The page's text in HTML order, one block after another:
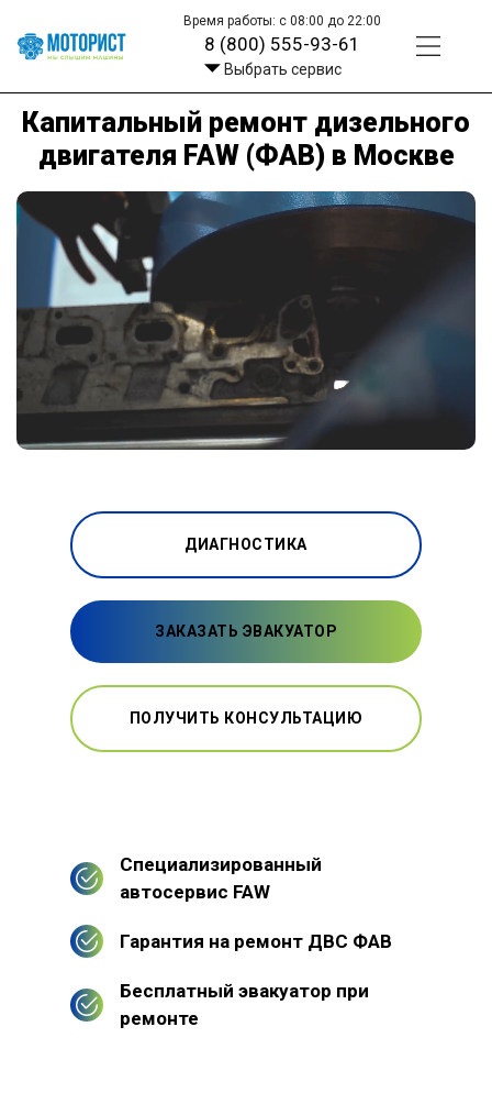
Время работы: с 08:00 до 22:00
8 (800) 555-93-61
Выбрать сервис
Капитальный ремонт дизельного
двигателя FAW (ФАВ) в Москве
ДИАГНОСТИКА
ЗАКАЗАТЬ ЭВАКУАТОР
ПОЛУЧИТЬ КОНСУЛЬТАЦИЮ
Специализированный
автосервис FAW
Гарантия на ремонт ДВС ФАВ
Бесплатный эвакуатор при
ремонте